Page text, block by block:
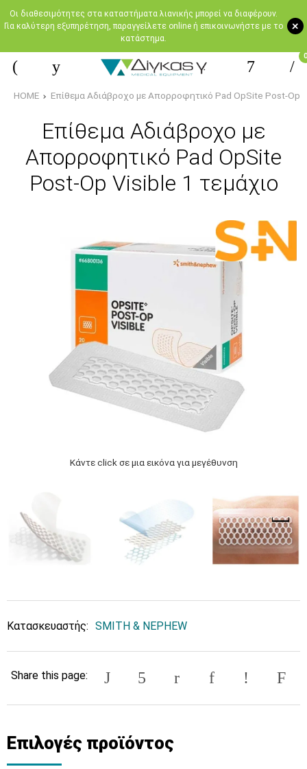
+
Oι διαθεσιμότητες στα καταστήματα λιανικής μπορεί να διαφέρουν.
Για καλύτερη εξυπηρέτηση, παραγγείλετε online ή επικοινωνήστε με το
κατάστημα.
0
HOME Επίθεμα Αδιάβροχο με Απορροφητικό Pad OpSite Post-Op
Επίθεμα Αδιάβροχο με
Απορροφητικό Pad OpSite
Post-Op Visible 1 τεμάχιο
Κάντε click σε μια εικόνα για μεγέθυνση
Κατασκευαστής: SMITH & NEPHEW
Share this page:
Επιλογές προϊόντος